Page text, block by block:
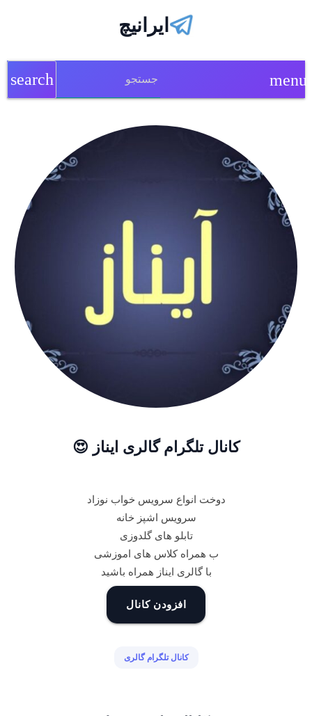
ایرانیچ
menu
search
کانال تلگرام گالری ایناز 😍
دوخت انواع سرویس خواب نوزاد
سرویس اشپز خانه
تابلو های گلدوزی
ب همراه کلاس های اموزشی
با گالری ایناز همراه باشید
افزودن کانال
کانال تلگرام گالری